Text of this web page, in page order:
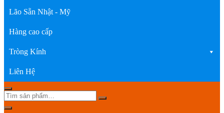
Lão Sẵn Nhật - Mỹ
Hàng cao cấp
Tròng Kính
Liên Hệ